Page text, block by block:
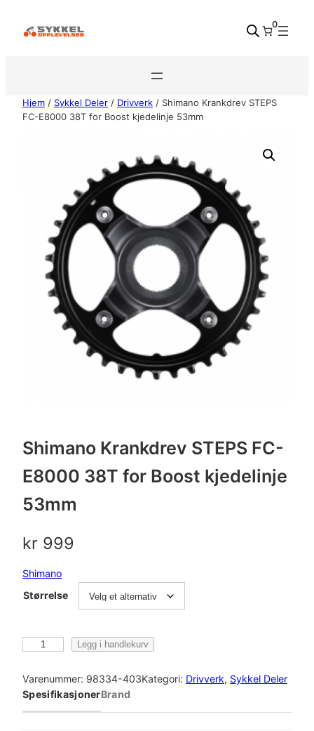
0
Hjem / Sykkel Deler / Drivverk / Shimano Krankdrev STEPS
FC-E8000 38T for Boost kjedelinje 53mm
Shimano Krankdrev STEPS FC-
E8000 38T for Boost kjedelinje
53mm
kr 999
Shimano
Størrelse
i
m
Legg i handlekurv
Varenummer: 98334-403Kategori: Drivverk, Sykkel Deler
SpesifikasjonerBrand